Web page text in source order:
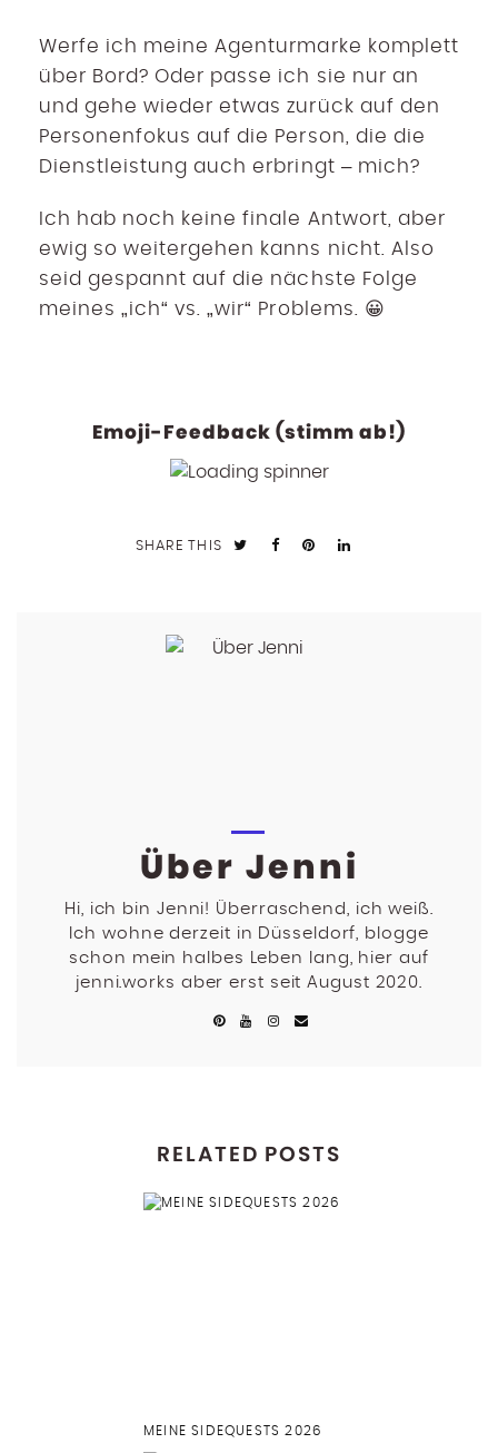
Werfe ich meine Agenturmarke komplett
über Bord? Oder passe ich sie nur an
und gehe wieder etwas zurück auf den
Personenfokus auf die Person, die die
Dienstleistung auch erbringt – mich?
Ich hab noch keine finale Antwort, aber
ewig so weitergehen kanns nicht. Also
seid gespannt auf die nächste Folge
meines „ich“ vs. „wir“ Problems. 😀
Emoji-Feedback (stimm ab!)
SHARE THIS
Über Jenni
Hi, ich bin Jenni! Überraschend, ich weiß.
Ich wohne derzeit in Düsseldorf, blogge
schon mein halbes Leben lang, hier auf
jenni.works aber erst seit August 2020.
RELATED POSTS
MEINE SIDEQUESTS 2026